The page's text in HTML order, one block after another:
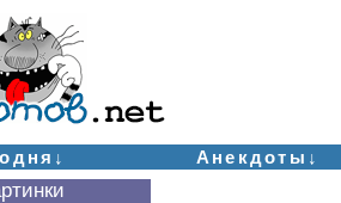
Анекдоты↓